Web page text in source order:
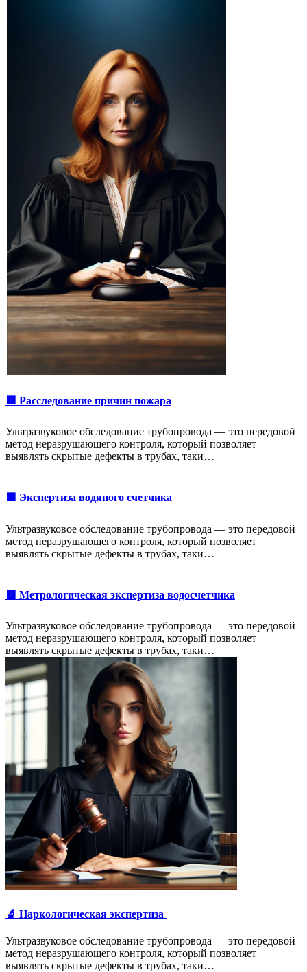
🟥 Расследование причин пожара
Ультразвуковое обследование трубопровода — это передовой
метод неразрушающего контроля, который позволяет
выявлять скрытые дефекты в трубах, таки…
🟩 Экспертиза водяного счетчика
Ультразвуковое обследование трубопровода — это передовой
метод неразрушающего контроля, который позволяет
выявлять скрытые дефекты в трубах, таки…
🟥 Метрологическая экспертиза водосчетчика
Ультразвуковое обследование трубопровода — это передовой
метод неразрушающего контроля, который позволяет
выявлять скрытые дефекты в трубах, таки…
🔬 Наркологическая экспертиза
Ультразвуковое обследование трубопровода — это передовой
метод неразрушающего контроля, который позволяет
выявлять скрытые дефекты в трубах, таки…